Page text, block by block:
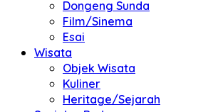
Dongeng Sunda
Film/Sinema
Esai
Wisata
Objek Wisata
Kuliner
Heritage/Sejarah